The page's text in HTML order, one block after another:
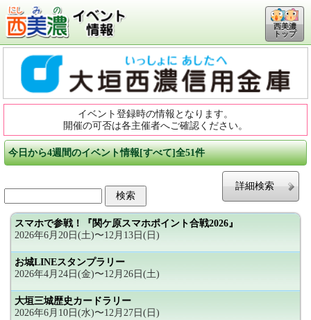
西美濃
トップ
イベント登録時の情報となります。
開催の可否は各主催者へご確認ください。
今日から4週間のイベント情報[すべて]全51件
詳細検索
スマホで参戦！『関ケ原スマホポイント合戦2026』
2026年6月20日(土)〜12月13日(日)
お城LINEスタンプラリー
2026年4月24日(金)〜12月26日(土)
大垣三城歴史カードラリー
2026年6月10日(水)〜12月27日(日)